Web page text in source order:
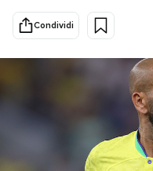
Cultura
Economia
Sport
Condividi